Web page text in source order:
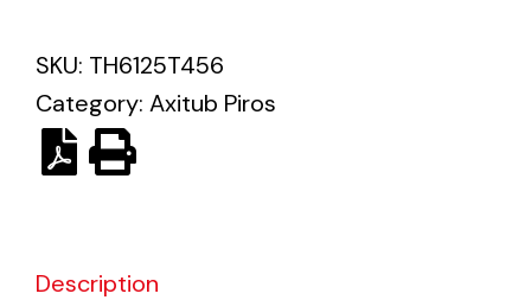
Solar lighting
SKU: TH6125T456
Category: Axitub Piros
Description